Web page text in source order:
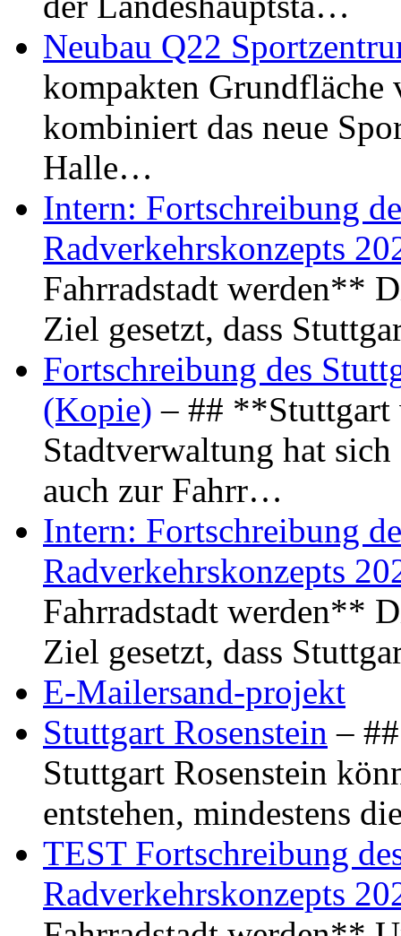
Neubau Q22
kompakten Grundfläche
kombiniert das neue
Halle…
Intern: Fortschreibung
Radverkehrskonzepts
Fahrradstadt werden**
Ziel gesetzt, dass
Fortschreibung des
(Kopie) – ## **Stuttgart
Stadtverwaltung hat
auch zur Fahrr…
Intern: Fortschreibung
Radverkehrskonzepts
Fahrradstadt werden**
Ziel gesetzt, dass
E-Mailersand-projekt
Stuttgart Rosenstein –
Stuttgart Rosenstein
entstehen, mindestens
TEST Fortschreibung
Radverkehrskonzepts